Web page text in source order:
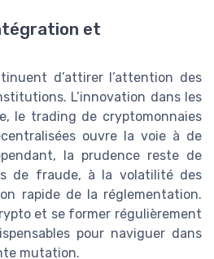
et
d’attirer l’attention des
L’innovation dans les
le trading de cryptomonnaies
ouvre la voie à de
la prudence reste de
de fraude, à la volatilité des
rapide de la réglementation.
et se former régulièrement
pour naviguer dans
mutation.